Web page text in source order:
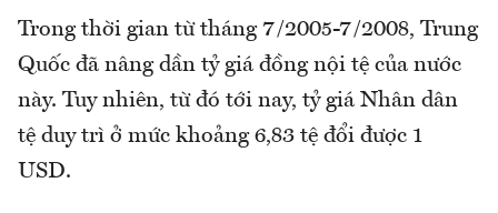
Trong thời gian từ tháng 7/2005-7/2008, Trung
Quốc đã nâng dần tỷ giá đồng nội tệ của nước
này. Tuy nhiên, từ đó tới nay, tỷ giá Nhân dân
tệ duy trì ở mức khoảng 6,83 tệ đổi được 1
USD.